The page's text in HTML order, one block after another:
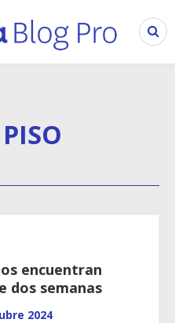
encuentran
dos semanas
2024